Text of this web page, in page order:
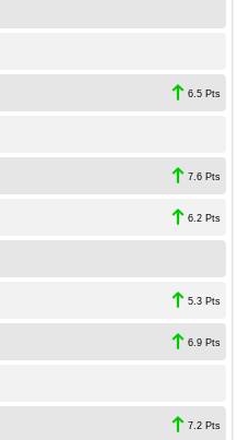
6.5 Pts
7.6 Pts
6.2 Pts
5.3 Pts
6.9 Pts
7.2 Pts